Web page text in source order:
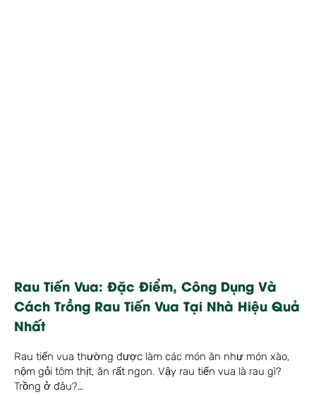
Rau Tiến Vua: Đặc Điểm, Công Dụng Và
Cách Trồng Rau Tiến Vua Tại Nhà Hiệu Quả
Nhất
Rau tiến vua thường được làm các món ăn như món xào,
nộm gỏi tôm thịt, ăn rất ngon. Vậy rau tiến vua là rau gì?
Trồng ở đâu?…